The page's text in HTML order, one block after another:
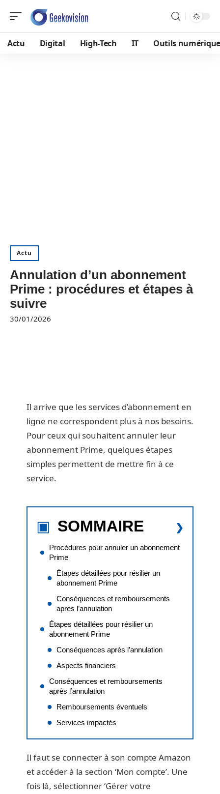
Actu Digital High-Tech IT Outils
Actu
Annulation d’un abonnement
Prime : procédures et étapes à
suivre
30/01/2026
Il arrive que les services d’abonnement en
ligne ne correspondent plus à nos besoins.
Pour ceux qui souhaitent annuler leur
abonnement Prime, quelques étapes
simples permettent de mettre fin à ce
service.
SOMMAIRE
Procédures pour annuler un abonnement
Prime
Étapes détaillées pour résilier un
abonnement Prime
Conséquences et remboursements
après l’annulation
Étapes détaillées pour résilier un
abonnement Prime
Conséquences après l’annulation
Aspects financiers
Conséquences et remboursements
après l’annulation
Remboursements éventuels
Services impactés
Il faut se connecter à son compte Amazon
et accéder à la section ‘Mon compte’. Une
fois là, sélectionner ‘Gérer votre